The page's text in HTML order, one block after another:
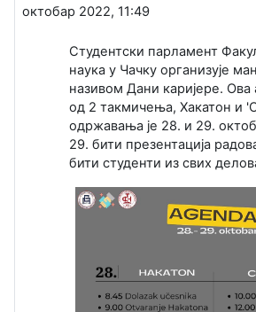
октобар 2022, 11:49
Студентски парламент
наука у Чачку организује
називом Дани каријере. Ова
од 2 такмичења, Хакатон и
одржавања је 28. и 29.
29. бити презентација
бити студенти из свих